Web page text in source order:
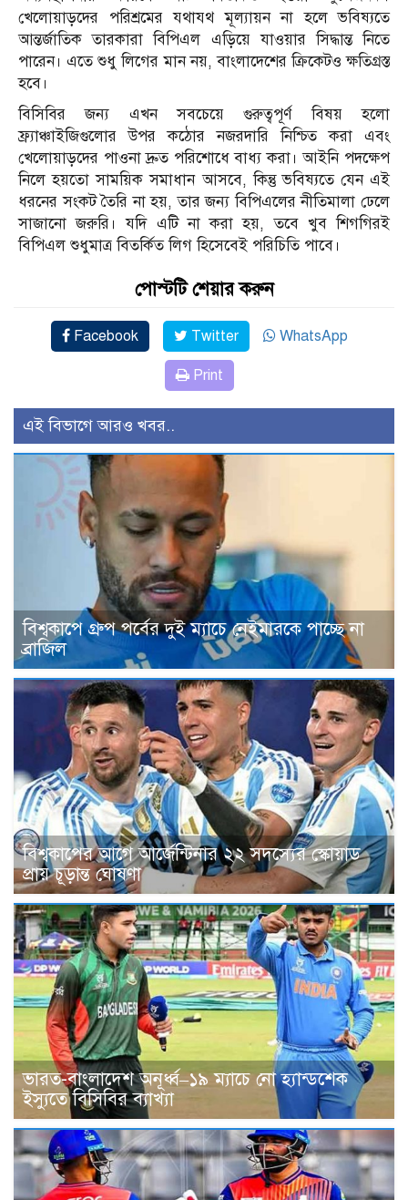
খেলোয়াড়দের পরিশ্রমের যথাযথ মূল্যায়ন না হলে ভবিষ্যতে
আন্তর্জাতিক তারকারা বিপিএল এড়িয়ে যাওয়ার সিদ্ধান্ত নিতে
পারেন। এতে শুধু লিগের মান নয়, বাংলাদেশের ক্রিকেটও ক্ষতিগ্রস্ত
হবে।
বিসিবির জন্য এখন সবচেয়ে গুরুত্বপূর্ণ বিষয় হলো
ফ্র্যাঞ্চাইজিগুলোর উপর কঠোর নজরদারি নিশ্চিত করা এবং
খেলোয়াড়দের পাওনা দ্রুত পরিশোধে বাধ্য করা। আইনি পদক্ষেপ
নিলে হয়তো সাময়িক সমাধান আসবে, কিন্তু ভবিষ্যতে যেন এই
ধরনের সংকট তৈরি না হয়, তার জন্য বিপিএলের নীতিমালা ঢেলে
সাজানো জরুরি। যদি এটি না করা হয়, তবে খুব শিগগিরই
বিপিএল শুধুমাত্র বিতর্কিত লিগ হিসেবেই পরিচিতি পাবে।
পোস্টটি শেয়ার করুন
Facebook Twitter WhatsApp
Print
এই বিভাগে আরও খবর..
বিশ্বকাপে গ্রুপ পর্বের দুই ম্যাচে নেইমারকে পাচ্ছে না
ব্রাজিল
বিশ্বকাপের আগে আর্জেন্টিনার ২২ সদস্যের স্কোয়াড
প্রায় চূড়ান্ত ঘোষণা
ভারত-বাংলাদেশ অনূর্ধ্ব–১৯ ম্যাচে নো হ্যান্ডশেক
ইস্যুতে বিসিবির ব্যাখ্যা